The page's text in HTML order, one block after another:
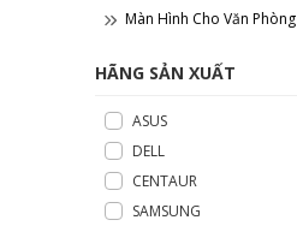
Màn Hình Cho Văn Phòng
HÃNG SẢN XUẤT
ASUS
DELL
CENTAUR
SAMSUNG